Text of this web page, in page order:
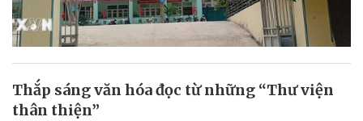
Thắp sáng văn hóa đọc từ những “Thư viện
thân thiện”